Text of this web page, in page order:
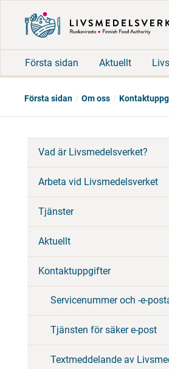
Första sidan Aktuellt
Första sidan Om oss
Vad är Livsmedelsverket?
Arbeta vid Livsmedelsverket
Tjänster
Aktuellt
Kontaktuppgifter
Servicenummer och -e-
Tjänsten för säker e-post
Textmeddelande av